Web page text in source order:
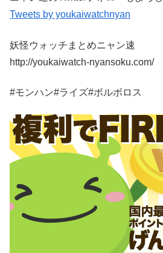
Tweets by youkaiwatchnyan
妖怪ウォッチまとめニャン速
http://youkaiwatch-nyansoku.com/
#モンハン#ライズ#ボルボロス